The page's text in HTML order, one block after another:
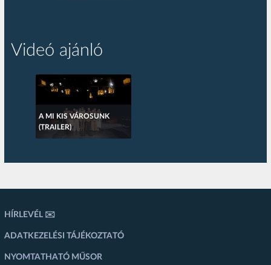
Videó ajánló
A MI KIS VÁROSUNK
(TRAILER)
HÍRLEVÉL ✉️
ADATKEZELÉSI TÁJÉKOZTATÓ
NYOMTATHATÓ MŰSOR